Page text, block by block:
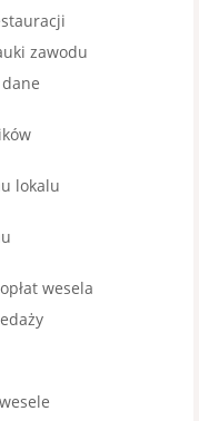
zawodu
lokalu
wesela